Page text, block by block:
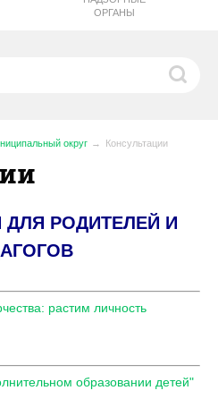
ОРГАНЫ
округ Консультации
ДЛЯ РОДИТЕЛЕЙ И
растим личность
образовании детей"